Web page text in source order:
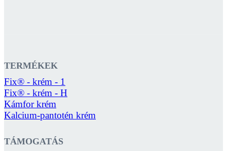
TERMÉKEK
Fix® - krém - 1
Fix® - krém - H
Kámfor krém
Kalcium-pantotén krém
TÁMOGATÁS